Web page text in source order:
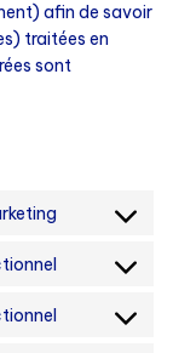
afin de savoir
traitées en
sont
Consent
service
Consent
service
Consent